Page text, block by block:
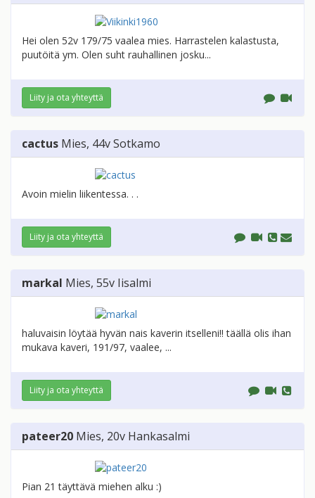
Hei olen 52v 179/75 vaalea mies. Harrastelen kalastusta,
puutöitä ym. Olen suht rauhallinen josku...
Liity ja ota yhteyttä
cactus Mies, 44vSotkamo
Avoin mielin liikentessa. . .
Liity ja ota yhteyttä
markal Mies, 55v Iisalmi
haluvaisin löytää hyvän nais kaverin itselleni!! täällä olis ihan
mukava kaveri, 191/97, vaalee, ...
Liity ja ota yhteyttä
pateer20 Mies, 20v Hankasalmi
Pian 21 täyttävä miehen alku :)